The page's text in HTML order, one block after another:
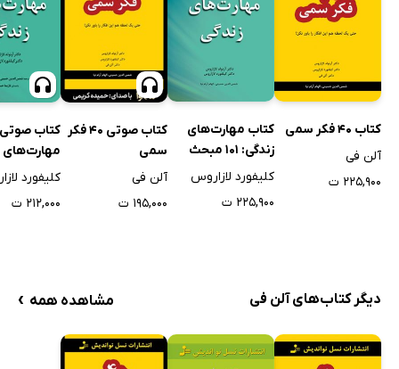
کتاب 40 فکر سمی
آلن فی
۲۲۵,۹۰۰ ت
کتاب مهارت‌های
زندگی: 101 مبحث
برای زندگی عاقلانه
کلیفورد لازاروس
۲۲۵,۹۰۰ ت
کتاب صوتی 40 فکر
سمی
آلن فی
۱۹۵,۰۰۰ ت
کتاب صوتی
مهارت‌های
101 مبحث
کلیفورد
۲۱۲,۰۰۰ ت
دیگر کتاب‌های آلن فی مشاهده همه ›